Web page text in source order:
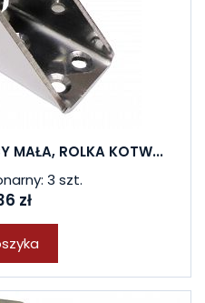
MAŁA, ROLKA KOTW...
3 szt.
zł